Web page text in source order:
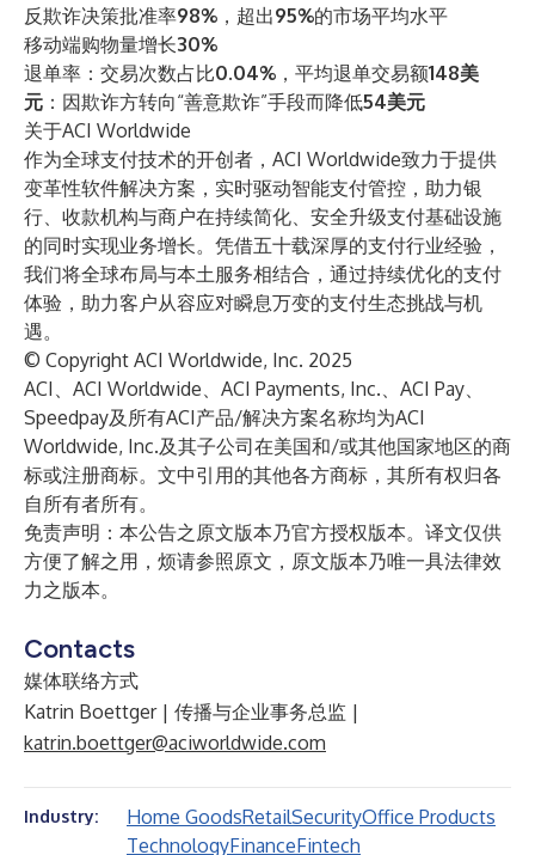
反欺诈决策批准率98% ，超出95%的市场平均水平
移动端购物量增长30%
退单率：交易次数占比0.04% ，平均退单交易额148美
元 ：因欺诈方转向“善意欺诈”手段而降低54美元
关于ACI Worldwide
作为全球支付技术的开创者， ACI Worldwide致力于提供
变革性软件解决方案，实时驱动智能支付管控，助力银
行、 收款机构与商户在持续简化、 安全升级支付基础设施
的同时实现业务增长。凭借五十载深厚的支付行业经验，
我们将全球布局与本土服务相结合，通过持续优化的支付
体验，助力客户从容应对瞬息万变的支付生态挑战与机
遇。
© Copyright ACI Worldwide, Inc. 2025
ACI、ACI Worldwide、ACI Payments, Inc.、ACI Pay、
Speedpay及所有ACI产品/解决方案名称均为ACI
Worldwide, Inc.及其子公司在美国和/或其他国家地区的商
标或注册商标。文中引用的其他各方商标，其所有权归各
自所有者所有。
免责声明：本公告之原文版本乃官方授权版本。译文仅供
方便了解之用，烦请参照原文，原文版本乃唯一具法律效
力之版本。
Contacts
媒体联络方式
Katrin Boettger | 传播与企业事务总监 |
katrin.boettger@aciworldwide.com
Industry: Home GoodsRetailSecurityOffice Products
TechnologyFinanceFintech